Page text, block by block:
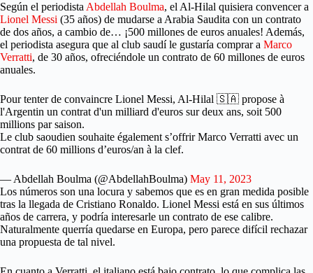
Según el periodista Abdellah Boulma, el Al-Hilal quisiera convencer a
Lionel Messi (35 años) de mudarse a Arabia Saudita con un contrato
de dos años, a cambio de… ¡500 millones de euros anuales! Además,
el periodista asegura que al club saudí le gustaría comprar a Marco
Verratti, de 30 años, ofreciéndole un contrato de 60 millones de euros
anuales.
Pour tenter de convaincre Lionel Messi, Al-Hilal 🇸🇦 propose à
l'Argentin un contrat d'un milliard d'euros sur deux ans, soit 500
millions par saison.
Le club saoudien souhaite également s’offrir Marco Verratti avec un
contrat de 60 millions d’euros/an à la clef.
— Abdellah Boulma (@AbdellahBoulma) May 11, 2023
Los números son una locura y sabemos que es en gran medida posible
tras la llegada de Cristiano Ronaldo. Lionel Messi está en sus últimos
años de carrera, y podría interesarle un contrato de ese calibre.
Naturalmente querría quedarse en Europa, pero parece difícil rechazar
una propuesta de tal nivel.